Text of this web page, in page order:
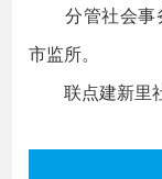
分管社会事
市监所。
联点建新里社